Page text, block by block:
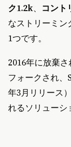
ク1.2k、 コント
なストリーミ
1つです。
2016年に放棄
フォークされ
年3月リリース
れるソリューシ